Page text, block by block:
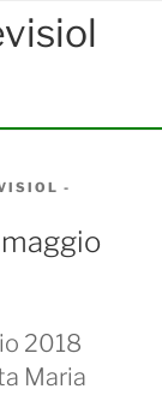
-
maggio
2018
Maria